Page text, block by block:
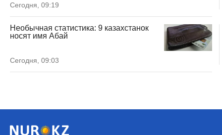
Сегодня, 09:19
Необычная статистика: 9 казахстанок
носят имя Абай
Сегодня, 09:03